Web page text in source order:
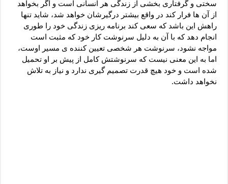
دعای رفع فقر و طلب رزق و روزی – آیه‌ جلب ثروت و برکت مال
لا حول ولا قوة الا بالله برای چشم زخم – دعای چشم زخم ماشاالله
دعای قوی رفع ترس – دعای مجرب برای آرامش قلب و رفع اضطراب
دعا برای پولدار شدن در یک روز – دعای ثروت حضرت سلیمان
سختی و گرفتاری بخشی از زندگی هر انسانی است و اگر بخواهد
از آن ها فرار کند در واقع بیشتر درگیرشان خواهد شد، شاید تنها
راهش این باشد که سعی کند برنامه ریزی زندگی خود را طوری
انجام دهد که با آن به دلیل سرنوشت کار خود که مثبت است
مواجه نشود، سرنوشت هر شخصی تعیین کننده ی مسیر اوست،
اما به این معنی نیست که سرنوشتش کامل از پیش بر او تحمیل
شده است و خود هیچ قدرت تصمیم گیری ندارد و نیاز به تلاش
نخواهد داشت.